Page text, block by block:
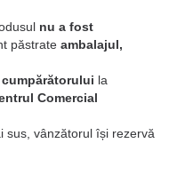
nu a fost
păstrate ambalajul,
la
Comercial
sus, vânzătorul își rezervă